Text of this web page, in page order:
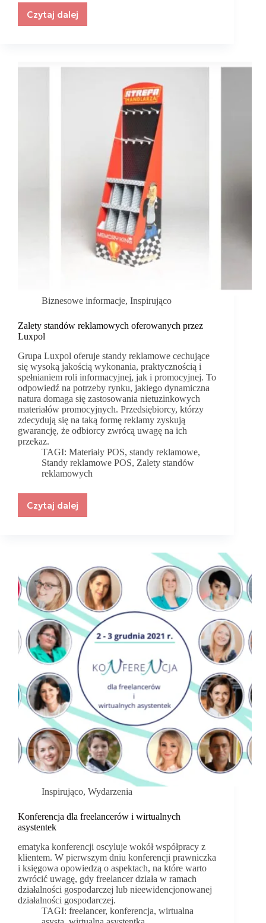
Czytaj dalej
Planer
Biznesowe informacje, Inspirująco
Zalety standów reklamowych oferowanych przez
Luxpol
Grupa Luxpol oferuje standy reklamowe cechujące
się wysoką jakością wykonania, praktycznością i
spełnianiem roli informacyjnej, jak i promocyjnej. To
odpowiedź na potrzeby rynku, jakiego dynamiczna
natura domaga się zastosowania nietuzinkowych
materiałów promocyjnych. Przedsiębiorcy, którzy
zdecydują się na taką formę reklamy zyskują
gwarancję, że odbiorcy zwrócą uwagę na ich
przekaz.
TAGI: Materiały POS,standy reklamowe,
Standy reklamowe POS, Zalety standów
reklamowych
Czytaj dalej
Zalety
Luxpol
Inspirująco, Wydarzenia
Konferencja dla freelancerów i wirtualnych
asystentek
ematyka konferencji oscyluje wokół współpracy z
klientem. W pierwszym dniu konferencji prawniczka
i księgowa opowiedzą o aspektach, na które warto
zwrócić uwagę, gdy freelancer działa w ramach
działalności gospodarczej lub nieewidencjonowanej
działalności gospodarczej.
TAGI: freelancer,konferencja,wirtualna